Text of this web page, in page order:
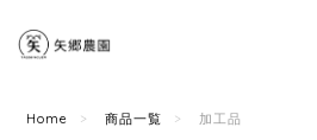
Home 商品一覧 加工品